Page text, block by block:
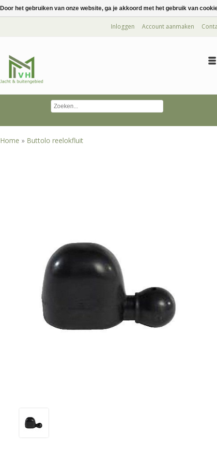
Inloggen Account aanmaken
Home » Buttolo reelokfluit
Door het gebruiken van onze website, ga je akkoord met het gebruik van